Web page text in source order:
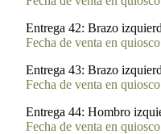
Entrega 42: Brazo
Fecha de venta en
Entrega 43: Brazo
Fecha de venta en
Entrega 44: Hombro
Fecha de venta en